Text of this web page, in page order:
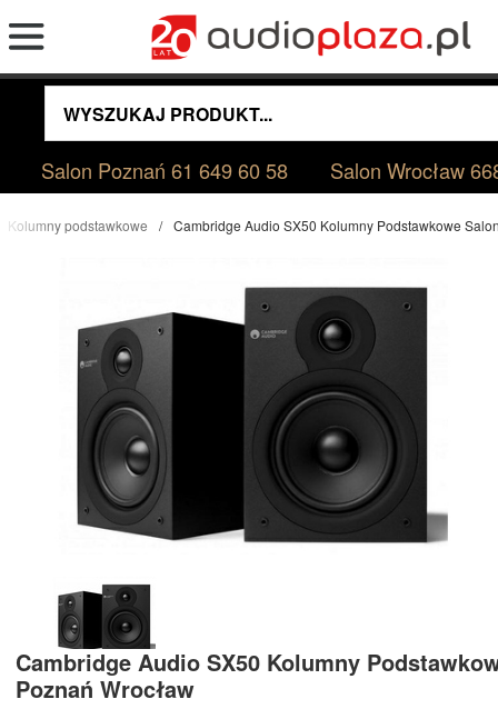
Salon Poznań61 649 60 58 Salon Wrocław
Kolumny podstawkowe Cambridge Audio SX50 Kolumny Podstawkowe
Cambridge Audio SX50 Kolumny
Poznań Wrocław